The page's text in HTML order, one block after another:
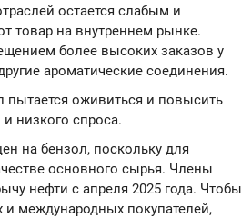
остается слабым и
товар на внутреннем рынке.
более высоких заказов у
ароматические соединения.
пытается оживиться и повысить
низкого спроса.
на бензол, поскольку для
основного сырья. Члены
нефти с апреля 2025 года. Чтобы
и международных покупателей,